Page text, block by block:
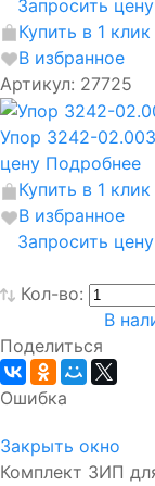
Запросить цену
Купить в 1 клик
В избранное
Артикул: 27725
Упор 3242-
цену Подробнее
Купить в 1 клик
В избранное
Запросить цену
Кол-во:
В
Поделиться
Ошибка
Закрыть окно
Комплект ЗИП